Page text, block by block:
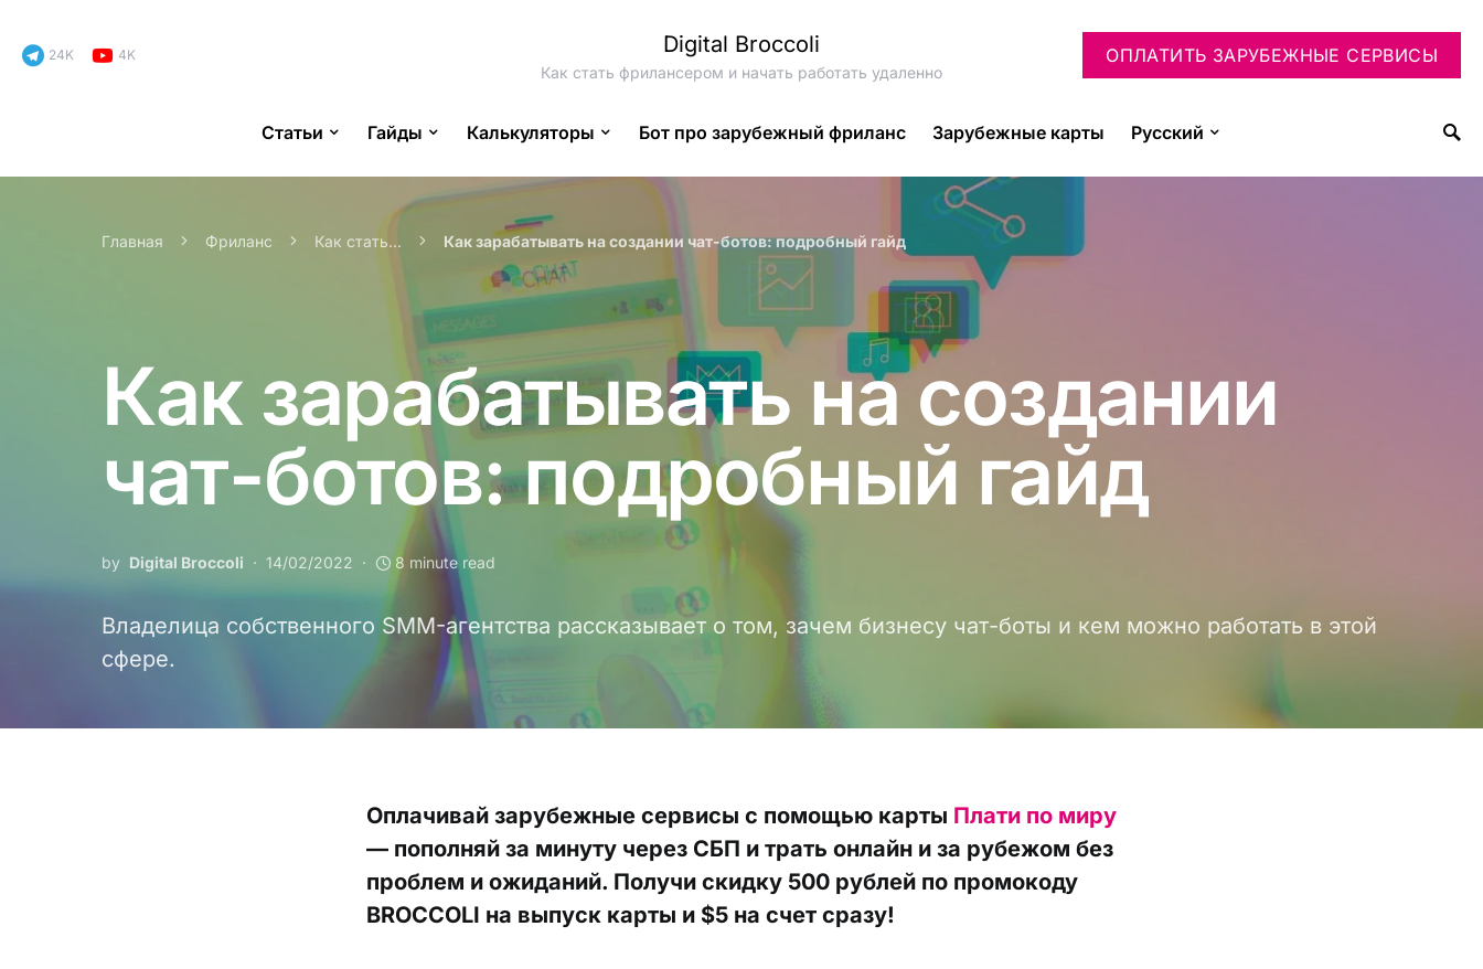
24K 4K Digital Broccoli
Как стать фрилансером и начать работать удаленно
ОПЛАТИТЬ ЗАРУБЕЖНЫЕ СЕРВИСЫ
Статьи Гайды Калькуляторы Бот про зарубежный фриланс Зарубежные карты Русский
Главная Фриланс Как стать... Как зарабатывать на создании чат-ботов: подробный гайд
Как зарабатывать на создании
чат-ботов: подробный гайд
by Digital Broccoli 14/02/2022 8 minute read
Владелица собственного SMM-агентства рассказывает о том, зачем бизнесу чат-боты и кем можно работать в этой
сфере.
Оплачивай зарубежные сервисы с помощью карты Плати по миру
— пополняй за минуту через СБП и трать онлайн и за рубежом без
проблем и ожиданий. Получи скидку 500 рублей по промокоду
BROCCOLI на выпуск карты и $5 на счет сразу!